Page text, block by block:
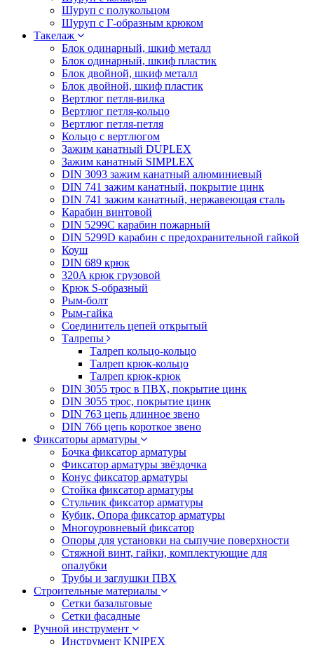
Шуруп с полукольцом
Шуруп с Г-образным крюком
Такелаж
Блок одинарный, шкиф металл
Блок одинарный, шкиф пластик
Блок двойной, шкиф металл
Блок двойной, шкиф пластик
Вертлюг петля-вилка
Вертлюг петля-кольцо
Вертлюг петля-петля
Кольцо с вертлюгом
Зажим канатный DUPLEX
Зажим канатный SIMPLEX
DIN 3093 зажим канатный алюминиевый
DIN 741 зажим канатный, покрытие цинк
DIN 741 зажим канатный, нержавеющая сталь
Карабин винтовой
DIN 5299C карабин пожарный
DIN 5299D карабин с предохранительной гайкой
Коуш
DIN 689 крюк
320A крюк грузовой
Крюк S-образный
Рым-болт
Рым-гайка
Соединитель цепей открытый
Талрепы
Талреп кольцо-кольцо
Талреп крюк-кольцо
Талреп крюк-крюк
DIN 3055 трос в ПВХ, покрытие цинк
DIN 3055 трос, покрытие цинк
DIN 763 цепь длинное звено
DIN 766 цепь короткое звено
Фиксаторы арматуры
Бочка фиксатор арматуры
Фиксатор арматуры звёздочка
Конус фиксатор арматуры
Стойка фиксатор арматуры
Стульчик фиксатор арматуры
Кубик, Опора фиксатор арматуры
Многоуровневый фиксатор
Опоры для установки на сыпучие поверхности
Стяжной винт, гайки, комплектующие для
опалубки
Трубы и заглушки ПВХ
Строительные материалы
Сетки базальтовые
Сетки фасадные
Ручной инструмент
Инструмент KNIPEX